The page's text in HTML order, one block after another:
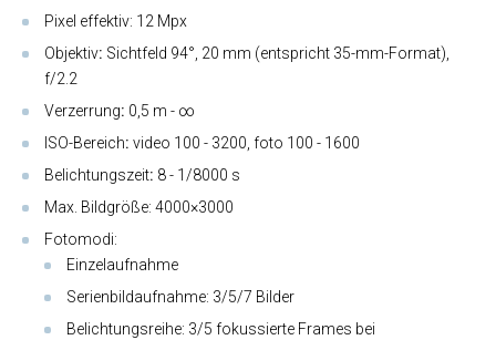
Pixel effektiv: 12 Mpx
Objektiv: Sichtfeld 94°, 20 mm (entspricht 35-mm-Format),
f/2.2
Verzerrung: 0,5 m - ∞
ISO-Bereich: video 100 - 3200, foto 100 - 1600
Belichtungszeit: 8 - 1/8000 s
Max. Bildgröße: 4000×3000
Fotomodi:
Einzelaufnahme
Serienbildaufnahme: 3/5/7 Bilder
Belichtungsreihe: 3/5 fokussierte Frames bei